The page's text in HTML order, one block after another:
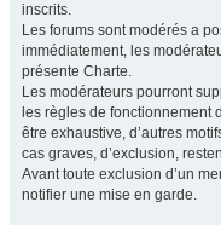
inscrits.
Les forums sont modérés a
immédiatement, les
présente Charte.
Les modérateurs pourront
les règles de fonctionnement
être exhaustive, d’autres
cas graves, d’exclusion,
Avant toute exclusion d’un
notifier une mise en garde.